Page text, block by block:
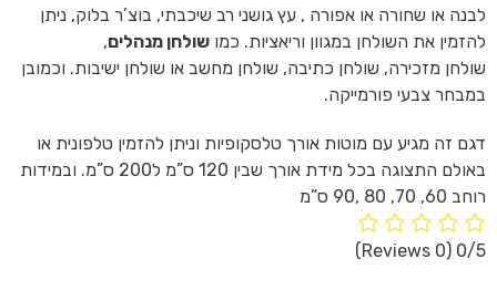
לבנה או שחורה או אפורה , עץ גושני רב שיכבתי, בוצ’ר בלוק, ניתן
להזמין את השולחן במגוון וריאציות. כמו שולחן מנהלים,
שולחן מזכירה, שולחן כתיבה, שולחן מחשב או שולחן ישיבות. וכמובן
במבחר צבעי פורמייקה.
דגם זה מגיע עם מוטות אורך טלסקופיות וניתן להזמין טלפונית או
באולם התצוגה בכל מידת אורך שבין 120 ס”מ ל200 ס”מ. ובמידות
רוחב 60, 70, 80 ,90 ס”מ
0/5
(0 Reviews)